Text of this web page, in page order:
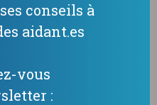
conseils à
aidant.es
vous
: